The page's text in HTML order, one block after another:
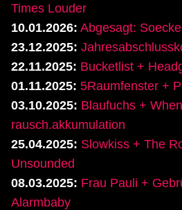
Times Louder
10.01.2026: Abgesagt:
23.12.2025:
22.11.2025: Bucketlist +
01.11.2025: 5Raumfenster +
03.10.2025: Blaufuchs +
rausch.akkumulation
25.04.2025: Slowkiss + The
Unsounded
08.03.2025: Frau Pauli +
Alarmbaby